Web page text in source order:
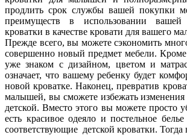
продлить срок службы вашей покупки
преимуществ в использовании
кроватки в качестве кровати для вашего
Прежде всего, вы можете сэкономить
совершенно новый предмет мебели.
уже знаком с дизайном, цветом и
означает, что вашему ребенку будет
новой кроватке. Наконец, превратив
малышей, вы сможете избежать изменения
детской. Вместо этого вы можете просто
есть красивое одеяло и постельное
соответствующие детской кроватки. Тогда